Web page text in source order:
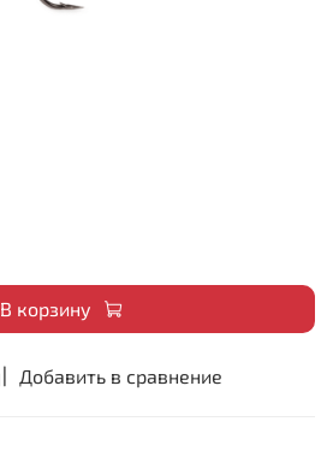
Добавить в сравнение
В корзину